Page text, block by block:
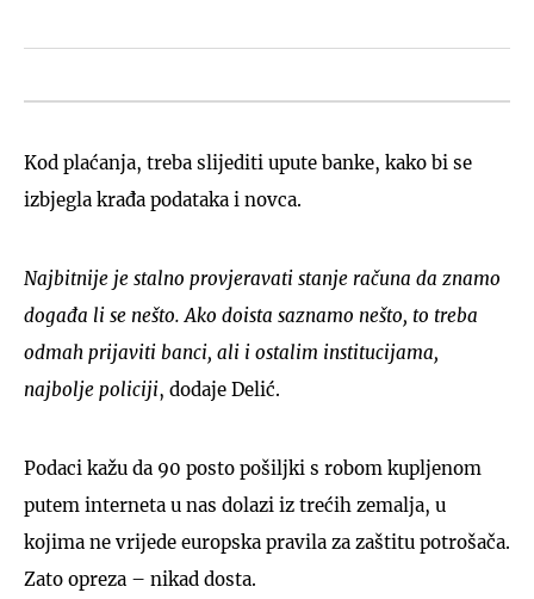
Kod plaćanja, treba slijediti upute banke, kako bi se
izbjegla krađa podataka i novca.
Najbitnije je stalno provjeravati stanje računa da znamo
događa li se nešto. Ako doista saznamo nešto, to treba
odmah prijaviti banci, ali i ostalim institucijama,
najbolje policiji, dodaje Delić.
Podaci kažu da 90 posto pošiljki s robom kupljenom
putem interneta u nas dolazi iz trećih zemalja, u
kojima ne vrijede europska pravila za zaštitu potrošača.
Zato opreza – nikad dosta.